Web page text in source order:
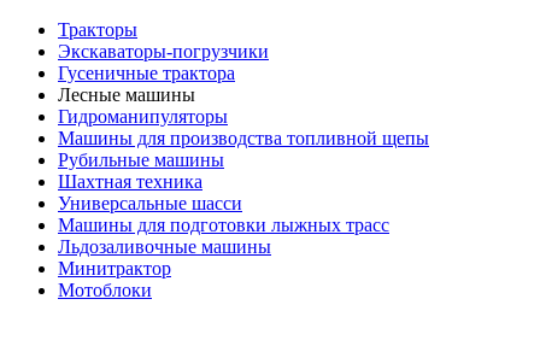
Тракторы
Экскаваторы-погрузчики
Гусеничные трактора
Лесные машины
Гидроманипуляторы
Машины для производства топливной щепы
Рубильные машины
Шахтная техника
Универсальные шасси
Машины для подготовки лыжных трасс
Льдозаливочные машины
Минитрактор
Мотоблоки